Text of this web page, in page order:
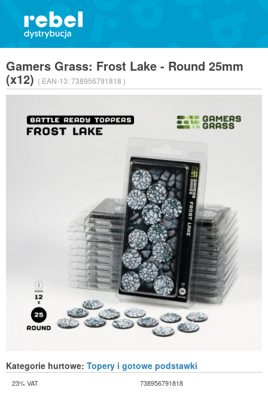
Gamers Grass: Frost Lake - Round 25mm
(x12) ( EAN-13:738956791818 )
Kategorie hurtowe: Topery i gotowe podstawki
23% VAT
738956791818